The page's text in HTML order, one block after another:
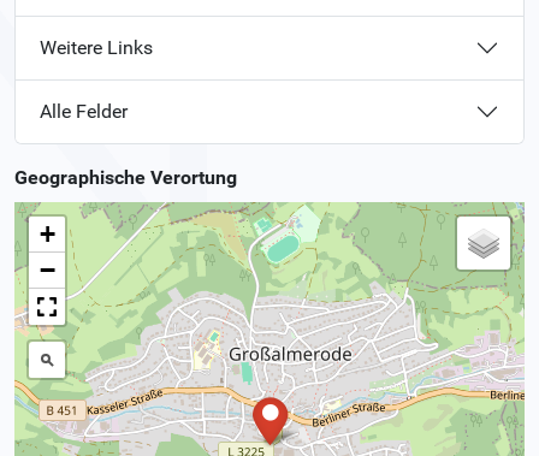
Weitere Links
Alle Felder
Geographische Verortung
+
−